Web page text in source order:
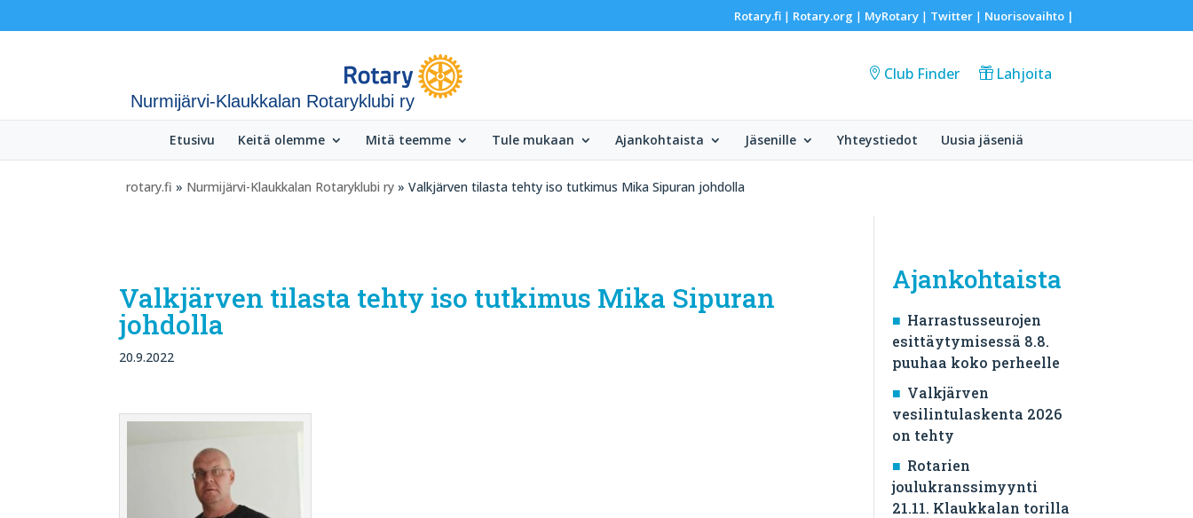
Rotary.fi| Rotary.org | MyRotary| Twitter| Nuorisovaihto|
Nurmijärvi-Klaukkalan Rotaryklubi ry
Club Finder Lahjoita
Etusivu Keitä olemme Mitä teemme Tule mukaan Ajankohtaista Jäsenille Yhteystiedot Uusia jäseniä
rotary.fi » Nurmijärvi-Klaukkalan Rotaryklubi ry » Valkjärven tilasta tehty iso tutkimus Mika Sipuran johdolla
Valkjärven tilasta tehty iso tutkimus Mika Sipuran
johdolla
20.9.2022
Ajankohtaista
Harrastusseurojen
esittäytymisessä 8.8.
puuhaa koko perheelle
Valkjärven
vesilintulaskenta 2026
on tehty
Rotarien
joulukranssimyynti
21.11. Klaukkalan torilla